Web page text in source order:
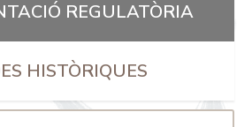
REGULATÒRIA
HISTÒRIQUES